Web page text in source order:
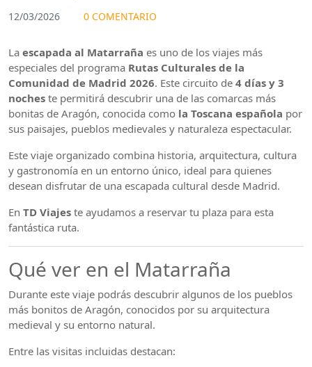
12/03/2026 0 COMENTARIO
La escapada al Matarraña es uno de los viajes más
especiales del programa Rutas Culturales de la
Comunidad de Madrid 2026. Este circuito de 4 días y 3
noches te permitirá descubrir una de las comarcas más
bonitas de Aragón, conocida como la Toscana española por
sus paisajes, pueblos medievales y naturaleza espectacular.
Este viaje organizado combina historia, arquitectura, cultura
y gastronomía en un entorno único, ideal para quienes
desean disfrutar de una escapada cultural desde Madrid.
En TD Viajes te ayudamos a reservar tu plaza para esta
fantástica ruta.
Qué ver en el Matarraña
Durante este viaje podrás descubrir algunos de los pueblos
más bonitos de Aragón, conocidos por su arquitectura
medieval y su entorno natural.
Entre las visitas incluidas destacan: